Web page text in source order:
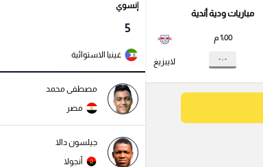
مباريات ودية أندية
1:00 م
- : - لايبزيغ
إنسوي
5
غينيا الاستوائية
مصطفى محمد
مصر
جيلسون دالا
أنجولا